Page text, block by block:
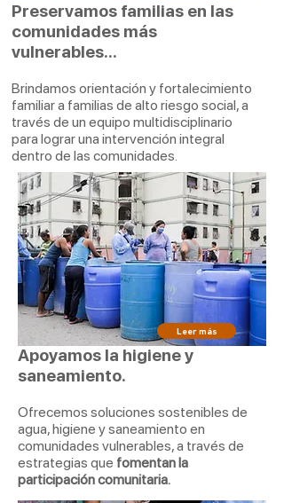
Preservamos familias en las
comunidades más
vulnerables...
Brindamos orientación y fortalecimiento
familiar a familias de alto riesgo social, a
través de un equipo multidisciplinario
para lograr una intervención integral
dentro de las comunidades.
Leer más
Programa"PROFAM
Comunitario"
Apoyamos la higiene y
saneamiento.
Ofrecemos soluciones sostenibles de
agua, higiene y saneamiento en
comunidades vulnerables, a través de
estrategias que fomentan la
participación comunitaria.